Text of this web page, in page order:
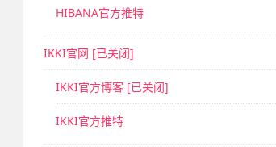
HIBANA官方推特
IKKI官网 [已关闭]
IKKI官方博客 [已关闭]
IKKI官方推特